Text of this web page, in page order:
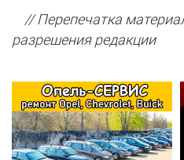
// Перепечатка
разрешения редакции